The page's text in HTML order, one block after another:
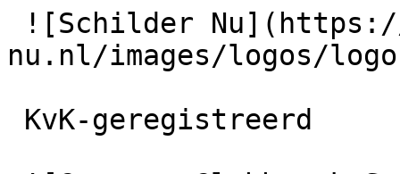
nu.nl/images/logos/